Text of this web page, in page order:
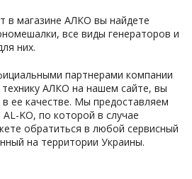
в магазине АЛКО вы найдете
все виды генераторов и
них.
партнерами компании
технику АЛКО на нашем сайте, вы
ее качестве. Мы предоставляем
KO, по которой в случае
обратиться в любой сервисный
на территории Украины.